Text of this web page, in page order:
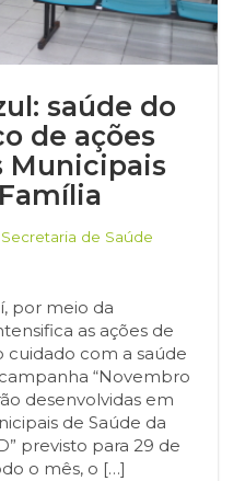
saúde do
de ações
Municipais
Secretaria de Saúde
por meio da
as ações de
cuidado com a saúde
“Novembro
desenvolvidas em
de Saúde da
previsto para 29 de
o mês, o […]